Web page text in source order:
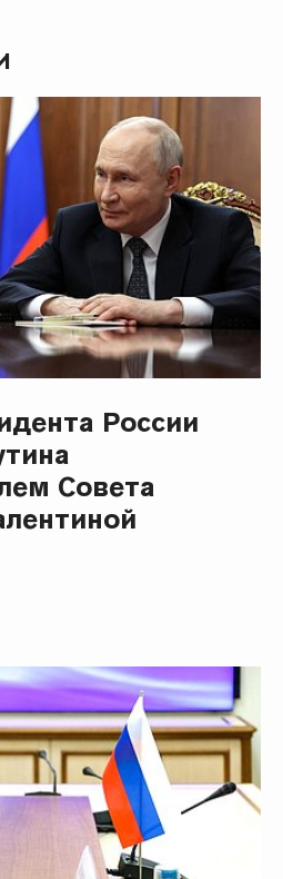
России
Совета